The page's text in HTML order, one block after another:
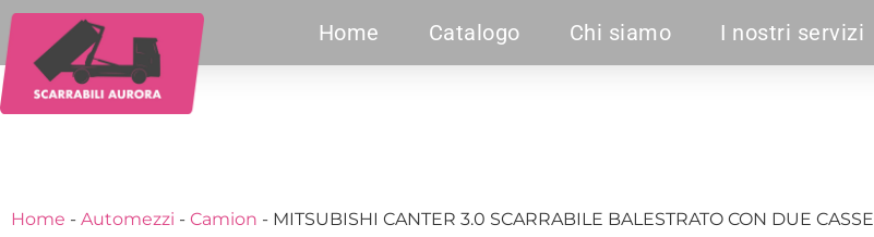
Home Catalogo Chi siamo I nostri servizi
Home - Automezzi - Camion - MITSUBISHI CANTER 3.0 SCARRABILE BALESTRATO CON DUE CASSE